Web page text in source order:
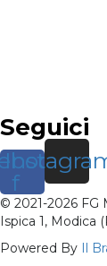
Seguici
f
© 2021-2026 FG
Ispica 1, Modica
Powered By
Il